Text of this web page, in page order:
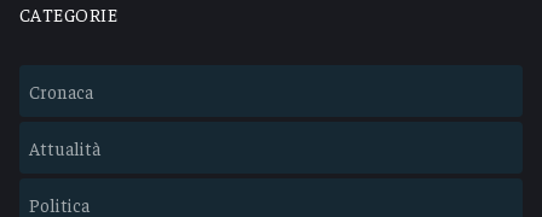
CATEGORIE
Cronaca
Attualità
Politica